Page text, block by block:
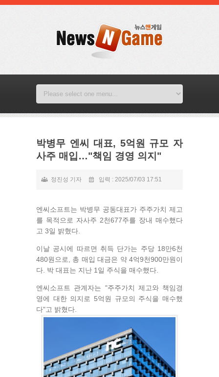
박병무 엔씨 대표, 5억원 규모 자
사주 매입…"책임 경영 의지"
정진성 기자 입력 : 2025/07/03 17:51
엔씨소프트는 박병무 공동대표가 주주가치 제고
를 목적으로 자사주 2천677주를 장내 매수했다
고 3일 밝혔다.
이날 공시에 따르면 취득 단가는 주당 18만6천
480원으로, 총 매입 대금은 약 4억9천900만원이
다. 박 대표는 지난 1일 주식을 매수했다.
엔씨소프트 관계자는 "주주가치 제고와 책임경
영에 대한 의지로 5억원 규모의 주식을 매수했
다"고 밝혔다.